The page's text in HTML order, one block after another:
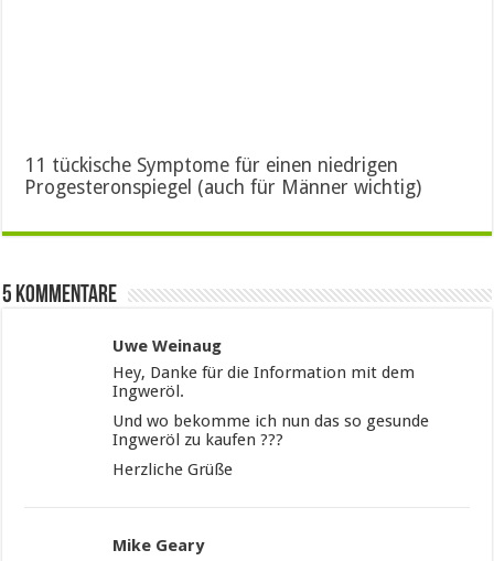
11 tückische Symptome für einen niedrigen
Progesteronspiegel (auch für Männer wichtig)
5 Kommentare
Uwe Weinaug
Hey, Danke für die Information mit dem
Ingweröl.
Und wo bekomme ich nun das so gesunde
Ingweröl zu kaufen ???
Herzliche Grüße
Mike Geary